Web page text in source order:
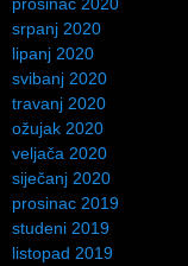
srpanj 2020
lipanj 2020
svibanj 2020
travanj 2020
ožujak 2020
veljača 2020
siječanj 2020
prosinac 2019
studeni 2019
listopad 2019